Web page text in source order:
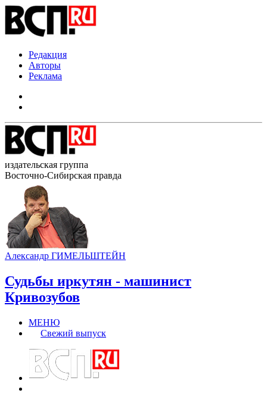
Редакция
Авторы
Реклама
издательская группа
Восточно-Сибирская правда
Александр ГИМЕЛЬШТЕЙН
Судьбы иркутян - машинист
Кривозубов
МЕНЮ
Свежий выпуск